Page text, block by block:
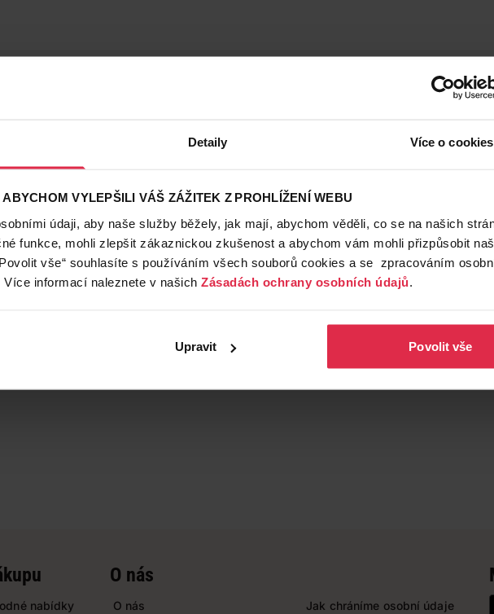
Detaily Více o cookies
VYLEPŠILI VÁŠ ZÁŽITEK Z PROHLÍŽENÍ WEBU
údaji, aby naše služby běžely, jak mají, abychom věděli, co se na našich
funkce, mohli zlepšit zákaznickou zkušenost a abychom vám mohli přizpůsobit
vše“ souhlasíte s používáním všech souborů cookies a se zpracováním
informací naleznete v našich Zásadách ochrany osobních údajů.
Upravit Povolit vše
nabídky
O nás
O nás Jak chráníme osobní údaje